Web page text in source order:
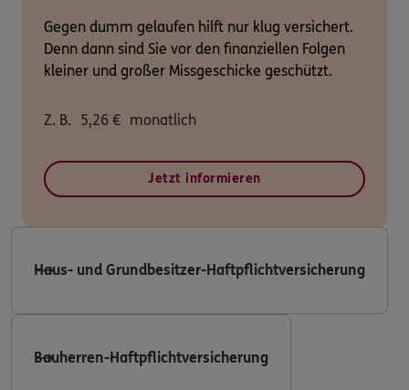
Gegen dumm gelaufen hilft nur klug versichert.
Denn dann sind Sie vor den finanziellen Folgen
kleiner und großer Missgeschicke geschützt.
Z. B. 5,26 € monatlich
Jetzt informieren
Haus- und Grundbesitzer-Haftpflichtversicherung
Bauherren-Haftpflichtversicherung